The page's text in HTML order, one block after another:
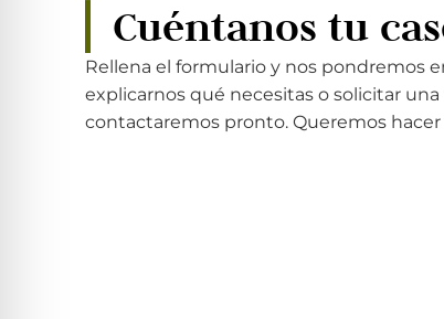
Cuéntanos tu
Rellena el formulario y nos pondremos
explicarnos qué necesitas o solicitar una
contactaremos pronto. Queremos hacer